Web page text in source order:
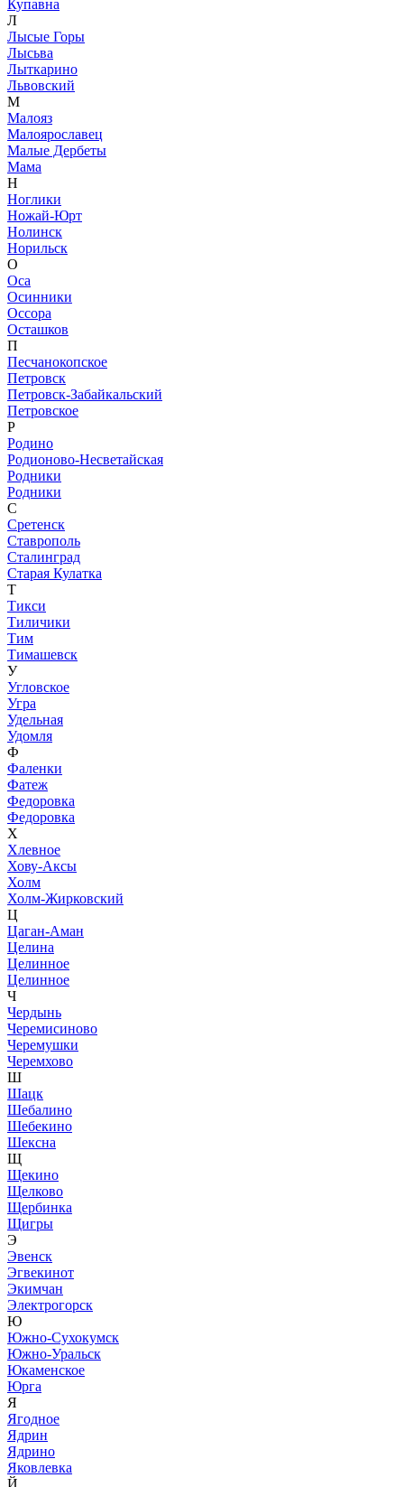
Купавна
Л
Лысые Горы
Лысьва
Лыткарино
Львовский
М
Малояз
Малоярославец
Малые Дербеты
Мама
Н
Ноглики
Ножай-Юрт
Нолинск
Норильск
О
Оса
Осинники
Оссора
Осташков
П
Песчанокопское
Петровск
Петровск-Забайкальский
Петровское
Р
Родино
Родионово-Несветайская
Родники
Родники
С
Сретенск
Ставрополь
Сталинград
Старая Кулатка
Т
Тикси
Тиличики
Тим
Тимашевск
У
Угловское
Угра
Удельная
Удомля
Ф
Фаленки
Фатеж
Федоровка
Федоровка
Х
Хлевное
Хову-Аксы
Холм
Холм-Жирковский
Ц
Цаган-Аман
Целина
Целинное
Целинное
Ч
Чердынь
Черемисиново
Черемушки
Черемхово
Ш
Шацк
Шебалино
Шебекино
Шексна
Щ
Щекино
Щелково
Щербинка
Щигры
Э
Эвенск
Эгвекинот
Экимчан
Электрогорск
Ю
Южно-Сухокумск
Южно-Уральск
Юкаменское
Юрга
Я
Ягодное
Ядрин
Ядрино
Яковлевка
Й